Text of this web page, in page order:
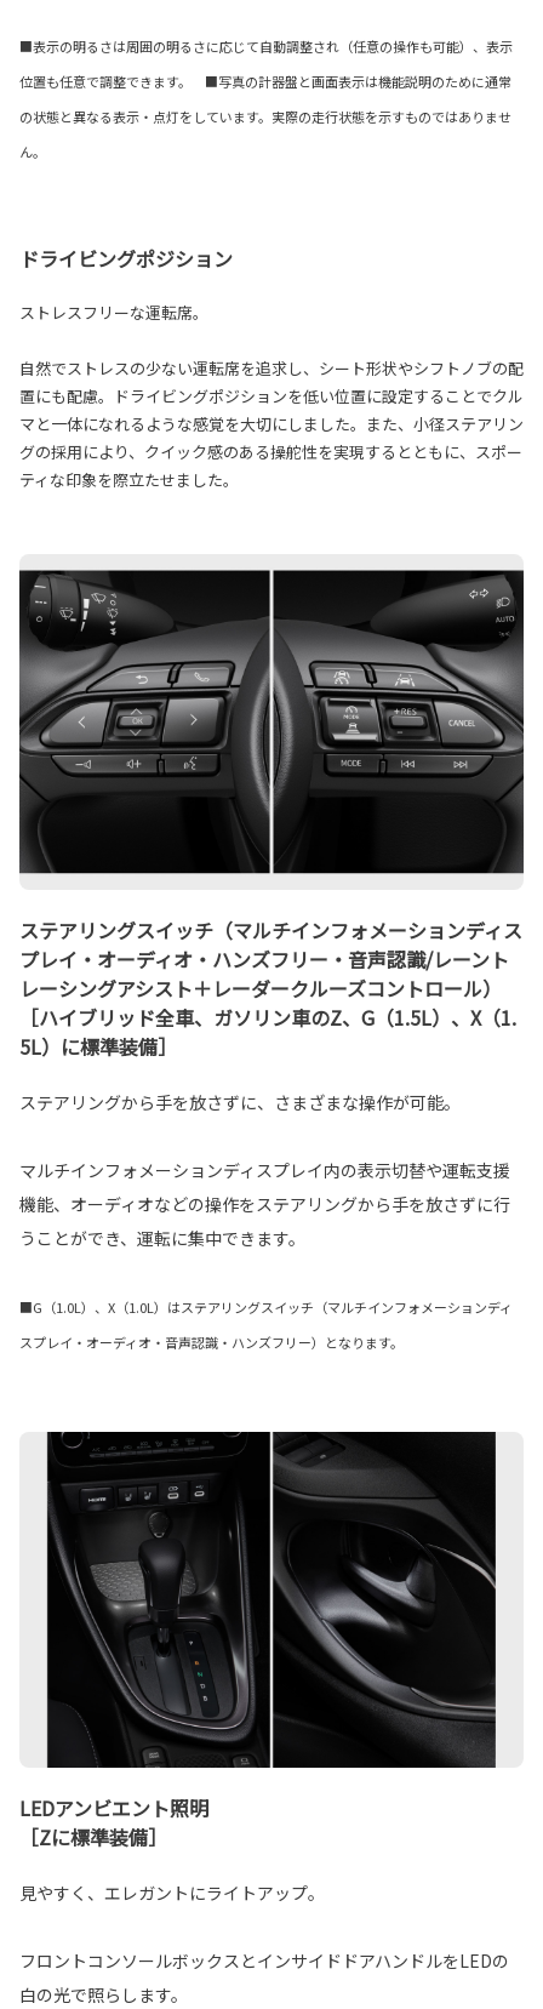
■表示の明るさは周囲の明るさに応じて自動調整され（任意の操作も可能）、表示
位置も任意で調整できます。 ■写真の計器盤と画面表示は機能説明のために通常
の状態と異なる表示・点灯をしています。実際の走行状態を示すものではありませ
ん。
ドライビングポジション
ストレスフリーな運転席。
自然でストレスの少ない運転席を追求し、シート形状やシフトノブの配
置にも配慮。ドライビングポジションを低い位置に設定することでクル
マと一体になれるような感覚を大切にしました。また、小径ステアリン
グの採用により、クイック感のある操舵性を実現するとともに、スポー
ティな印象を際立たせました。
ステアリングスイッチ（マルチインフォメーションディス
プレイ・オーディオ・ハンズフリー・音声認識/レーント
レーシングアシスト＋レーダークルーズコントロール）
［ハイブリッド全車、ガソリン車のZ、G（1.5L）、X（1.
5L）に標準装備］
ステアリングから手を放さずに、さまざまな操作が可能。
マルチインフォメーションディスプレイ内の表示切替や運転支援
機能、オーディオなどの操作をステアリングから手を放さずに行
うことができ、運転に集中できます。
■G（1.0L）、X（1.0L）はステアリングスイッチ（マルチインフォメーションディ
スプレイ・オーディオ・音声認識・ハンズフリー）となります。
LEDアンビエント照明
［Zに標準装備］
見やすく、エレガントにライトアップ。
フロントコンソールボックスとインサイドドアハンドルをLEDの
白の光で照らします。